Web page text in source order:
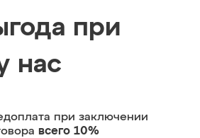
при
нас
при заключении
всего 10%